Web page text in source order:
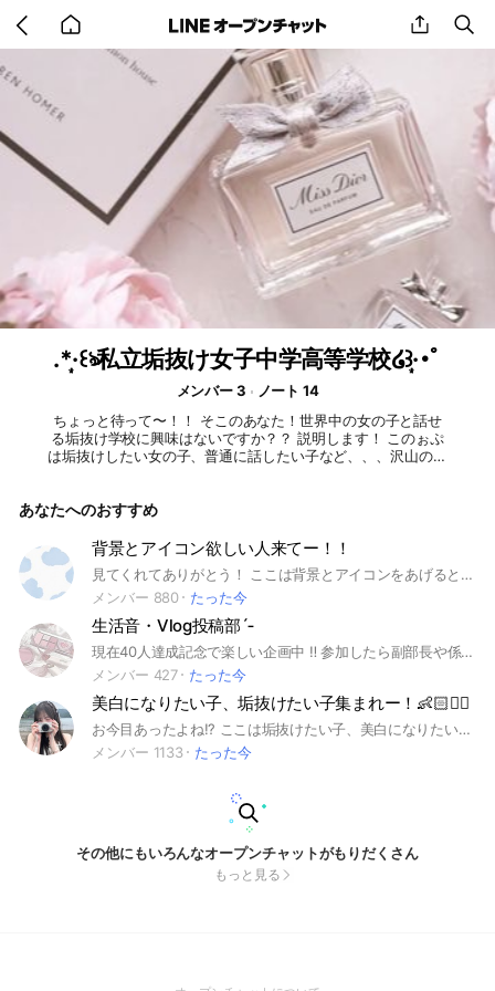
back
to
home
share
.*·̩͙꒰ঌ私立垢抜け女子中学高等学校໒꒱·̩͙･ﾟ
メンバー 3
ノート 14
ちょっと待って〜！！ そこのあなた！世界中の女の子と話せ
る垢抜け学校に興味はないですか？？ 説明します！ このぉぷ
は垢抜けしたい女の子、普通に話したい子など、、、沢山の人
たなら入るしかないよね( ｰ̀ωｰ́)ෆ‪ 女の子なら誰でも入って👍💕
から🍒◎ 絶対楽しいﾖෆ˚*
あなたへのおすすめ
背景とアイコン欲しい人来てー！！
見てくれてありがとう！ ここは背景とアイコンをあげるところだよ！ 探してほしい人は本オプに！ 作って欲しい人は作るとこ専用にはいってね！ ぜひ入ってね💕︎ 即抜けしたら再参加禁止だよ！！ 初期アイコンもやめてねー 体験の人のマーク…❄️🫧だよ！ 1日はせめていて欲しい！
メンバー 880
たった今
生活音・Vlog投稿部´‐
現在40人達成記念で楽しい企画中 ‼️ 参加したら副部長や係になれるチャンス ッ 🫵🏻😽 ⬇も必ず見てね 👀 そこの君ストーップ ‼️ 見てくれてありがとう 🙌🏻 見た子は強制参加だよ 😸 部長のさくあです 👋🏻 ルールを説明します 👍🏻 ･ファンマ、ファンネ、ファンタグ、ペアタグ、ペア画⭕️ ･見る専⭕️ ･関係作り⭕️ ･呼び出しノート⭕️ ･雑談⭕️ ･荒らし、即抜け、暴言❌ ･無言抜け❌ ･宣伝抜け❌ ･宣伝ノート以外での宣伝❌ ･個人情報❌(実写や過度な声出し、住所や住んでいるところが特定されるもの等) ･トークに動画を載せる❌ ･ボイスメッセージ❌ ･なりすまし❌ ･男の子❌ ･チェンメ❌ みんなが不快になるようなことはやめましょう💧 守れない子は、その場で注意または強制退会になります💧 ねぇねぇ、下の🟩おしちゃって 🫵🏻🥳 来てくれることを信じて中で待ってるね 😽🫶🏻 ୨୧┈┈┈┈┈┈┈┈┈┈┈┈┈┈┈┈┈┈୨୧ #生活音 #せいかつおん #vlog #Vlog #blog #ブイログ #ぶいろぐ #投稿 #垢抜け #悩み相談 #雑談 #女の子限定 #女子限定 #女限定 #部活 #学校 #学園 #ライブトーク ୨୧┈┈┈┈┈┈┈┈┈┈┈┈┈┈┈┈┈┈୨୧
メンバー 427
たった今
美白になりたい子、垢抜けたい子集まれー！👶🏻❤️‍🔥
お今目あったよね!? ここは垢抜けたい子、美白になりたい子がみんなで頑張って努力するお部屋だよ！ ᧔❤︎᧓••このオプのルール••᧔❤︎᧓ 1 即抜け、無言抜け禁止❌ 2 荒らしもダメ❌ 3 女の子限定のオプ!! (男の子は違うオプに入ってくれると嬉しいです) 4 皆で楽しく話し合おう🤍 ルールはこれくらい！ 皆で楽しく頑張ってこ！🥞🎀 ※抜ける時は理由を言ってからにしてください ※オプの宣伝ありです🙆‍♀️でも宣伝だけして抜ける、宣伝目的では入らないでください。 作成日 💗２♡２３５.３‎💗
メンバー 1133
たった今
その他にもいろんなオープンチャットがもりだくさん
もっと見る